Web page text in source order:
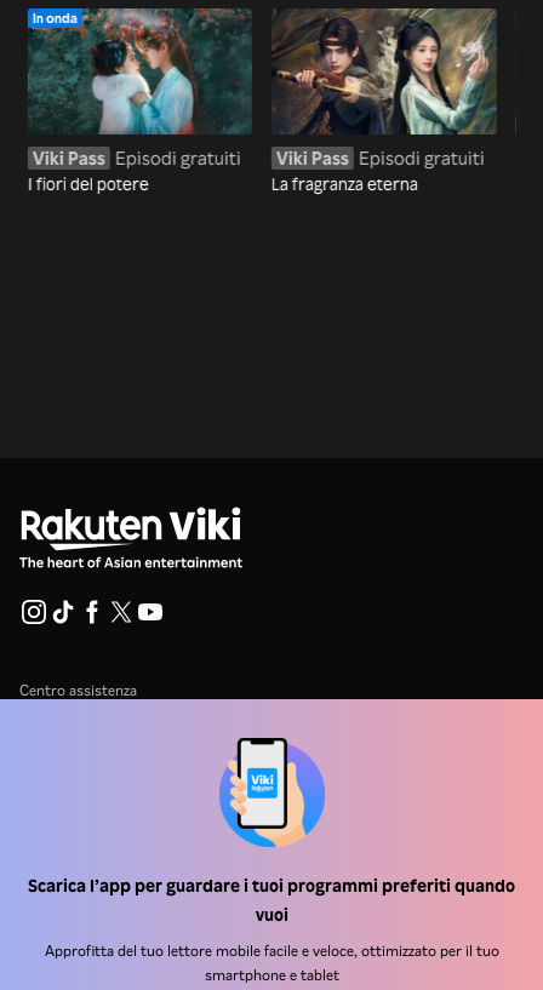
Scarica l’app per guardare i tuoi programmi preferiti quando
vuoi
Approfitta del tuo lettore mobile facile e veloce, ottimizzato per il tuo
smartphone e tablet
In onda
Viki Pass Episodi gratuiti
I fiori del potere
Viki Pass Episodi gratuiti
La fragranza eterna
Centro assistenza